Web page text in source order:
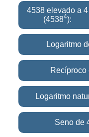
4538 elevado a 4
(45384):
Logaritmo
Recíproco
Logaritmo
Seno de